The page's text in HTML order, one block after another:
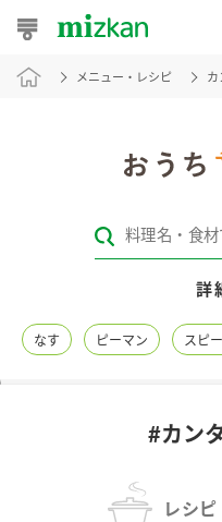
おうちレシピ
レシピカテゴリ一覧
レシピ名特集
商品カテゴリ
メニュー・レシピ カ
詳
なす ピーマン スピ
#カン
レシピ